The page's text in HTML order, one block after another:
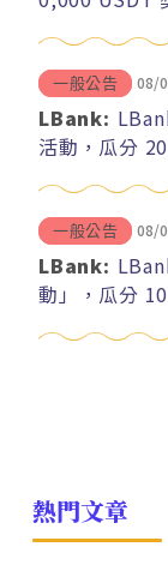
一般公告 08/
LBank:
活動，瓜分
一般公告 08/
LBank:
動」，瓜分
熱門文章